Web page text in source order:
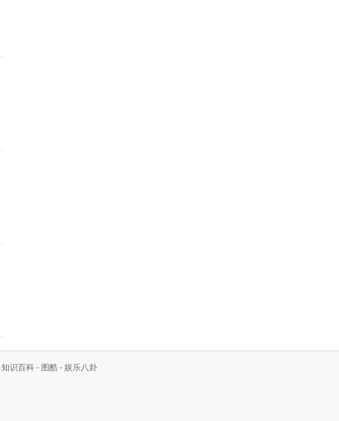
知识百科 - 图酷 - 娱乐八卦